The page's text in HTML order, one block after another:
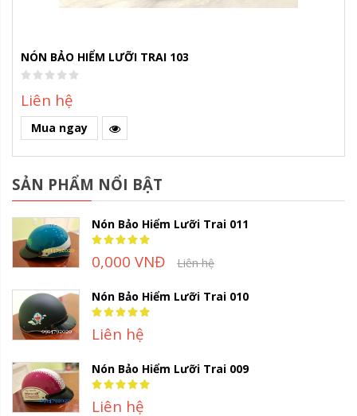
NÓN BẢO HIỂM LƯỠI TRAI 103
Liên hệ
Mua ngay
SẢN PHẨM NỔI BẬT
Nón Bảo Hiểm Lưỡi Trai 011
Rating:
100%
0,000 VNĐ Liên hệ
Nón Bảo Hiểm Lưỡi Trai 010
Rating:
100%
Liên hệ
Nón Bảo Hiểm Lưỡi Trai 009
Rating:
100%
Liên hệ